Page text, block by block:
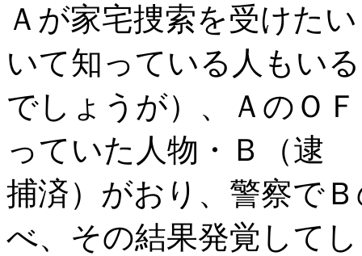
Ａが家宅捜索を受けた
いて知っている人もいる
でしょうが）、ＡのＯ
っていた人物・Ｂ（逮
捕済）がおり、警察で
べ、その結果発覚して